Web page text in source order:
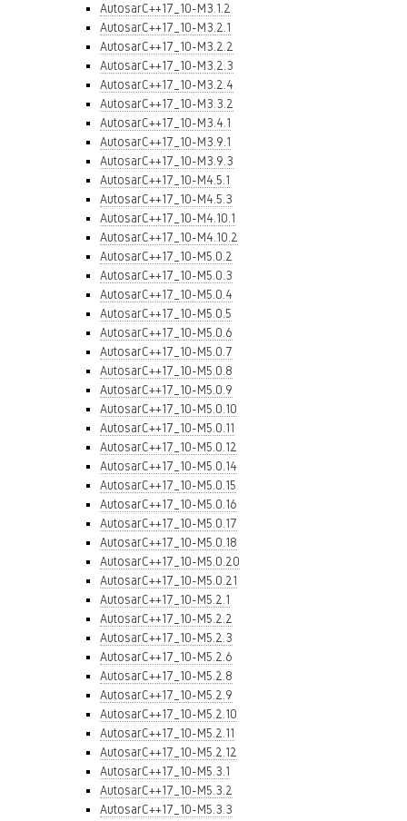
AutosarC++17_10-M3.1.2
AutosarC++17_10-M3.2.1
AutosarC++17_10-M3.2.2
AutosarC++17_10-M3.2.3
AutosarC++17_10-M3.2.4
AutosarC++17_10-M3.3.2
AutosarC++17_10-M3.4.1
AutosarC++17_10-M3.9.1
AutosarC++17_10-M3.9.3
AutosarC++17_10-M4.5.1
AutosarC++17_10-M4.5.3
AutosarC++17_10-M4.10.1
AutosarC++17_10-M4.10.2
AutosarC++17_10-M5.0.2
AutosarC++17_10-M5.0.3
AutosarC++17_10-M5.0.4
AutosarC++17_10-M5.0.5
AutosarC++17_10-M5.0.6
AutosarC++17_10-M5.0.7
AutosarC++17_10-M5.0.8
AutosarC++17_10-M5.0.9
AutosarC++17_10-M5.0.10
AutosarC++17_10-M5.0.11
AutosarC++17_10-M5.0.12
AutosarC++17_10-M5.0.14
AutosarC++17_10-M5.0.15
AutosarC++17_10-M5.0.16
AutosarC++17_10-M5.0.17
AutosarC++17_10-M5.0.18
AutosarC++17_10-M5.0.20
AutosarC++17_10-M5.0.21
AutosarC++17_10-M5.2.1
AutosarC++17_10-M5.2.2
AutosarC++17_10-M5.2.3
AutosarC++17_10-M5.2.6
AutosarC++17_10-M5.2.8
AutosarC++17_10-M5.2.9
AutosarC++17_10-M5.2.10
AutosarC++17_10-M5.2.11
AutosarC++17_10-M5.2.12
AutosarC++17_10-M5.3.1
AutosarC++17_10-M5.3.2
AutosarC++17_10-M5.3.3